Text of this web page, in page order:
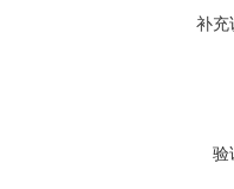
补充
验